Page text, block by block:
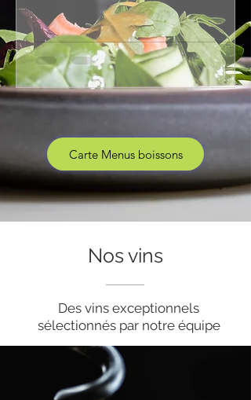
Carte Menus boissons
Nos vins
Des vins exceptionnels
sélectionnés par notre équipe